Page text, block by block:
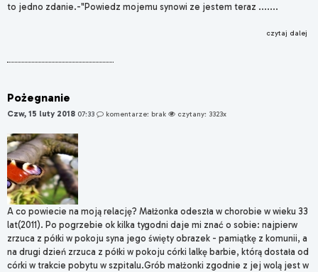
to jedno zdanie.-"Powiedz mojemu synowi ze jestem teraz .......
czytaj dalej
Pożegnanie
Czw, 15 luty 2018 07:33 komentarze: brak czytany: 3323x
A co powiecie na moją relację? Małżonka odeszła w chorobie w wieku 33
lat(2011). Po pogrzebie ok kilka tygodni daje mi znać o sobie: najpierw
zrzuca z półki w pokoju syna jego święty obrazek - pamiątkę z komunii, a
na drugi dzień zrzuca z półki w pokoju córki lalkę barbie, którą dostała od
córki w trakcie pobytu w szpitalu.Grób małżonki zgodnie z jej wolą jest w